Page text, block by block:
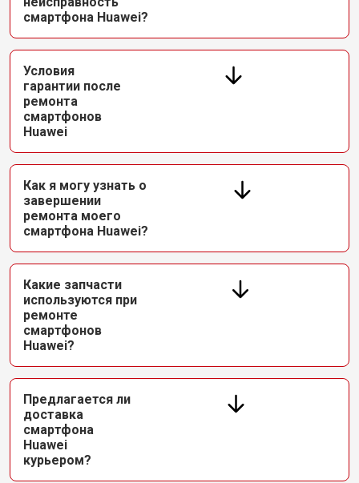
смартфона Huawei?
Условия
гарантии после
ремонта
смартфонов
Huawei
Как я могу узнать о
завершении
ремонта моего
смартфона Huawei?
Какие запчасти
используются при
ремонте
смартфонов
Huawei?
Предлагается ли
доставка
смартфона
Huawei
курьером?